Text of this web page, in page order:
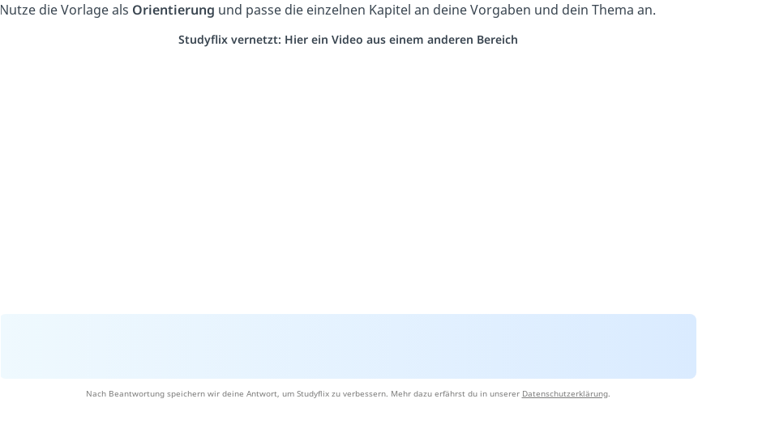
Nutze die Vorlage als Orientierung und passe die einzelnen Kapitel an deine Vorgaben und dein Thema an.
Studyflix vernetzt: Hier ein Video aus einem anderen Bereich
Nach Beantwortung speichern wir deine Antwort, um Studyflix zu verbessern. Mehr dazu erfährst du in unserer Datenschutzerklärung.